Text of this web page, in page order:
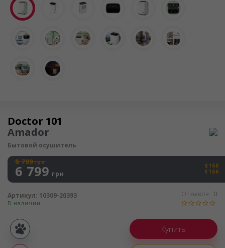
Осушитель воздуха
Doctor 101
Amador
Бытовой осушитель
8 799грн
6 799 грн
$168
€166
В наличии
Отзывов: 0
Артикул: 10309-20393
Покупка